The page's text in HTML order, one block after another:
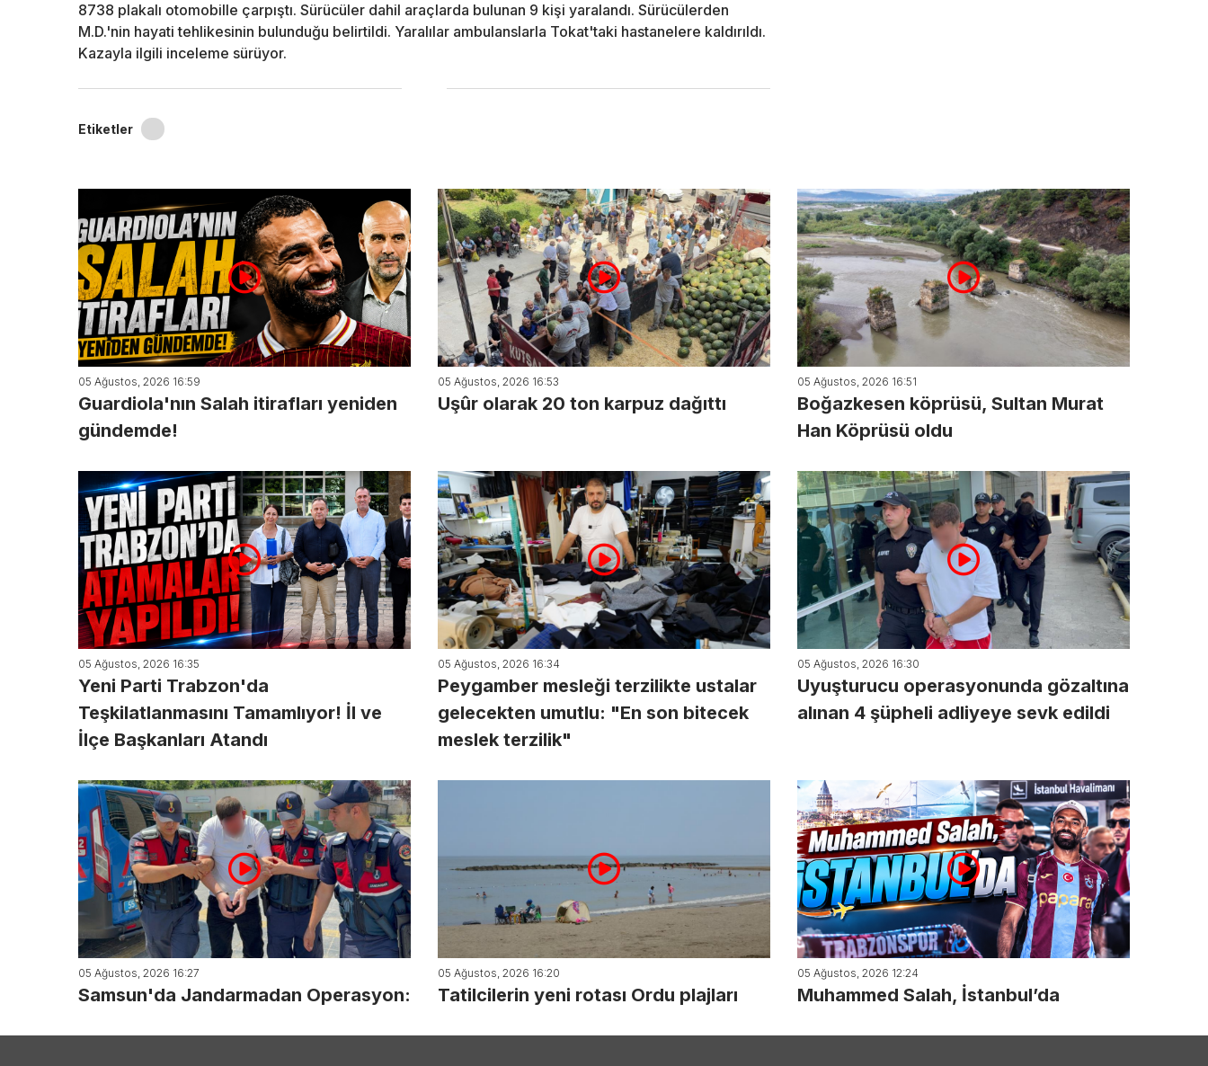
8738 plakalı otomobille çarpıştı. Sürücüler dahil araçlarda bulunan 9 kişi yaralandı. Sürücülerden
M.D.'nin hayati tehlikesinin bulunduğu belirtildi. Yaralılar ambulanslarla Tokat'taki hastanelere kaldırıldı.
Kazayla ilgili inceleme sürüyor.
Etiketler
05 Ağustos, 2026 16:59
Guardiola'nın Salah itirafları yeniden
gündemde!
05 Ağustos, 2026 16:53
Uşûr olarak 20 ton karpuz dağıttı
05 Ağustos, 2026 16:51
Boğazkesen köprüsü, Sultan Murat
Han Köprüsü oldu
05 Ağustos, 2026 16:35
Yeni Parti Trabzon'da
Teşkilatlanmasını Tamamlıyor! İl ve
İlçe Başkanları Atandı
05 Ağustos, 2026 16:34
Peygamber mesleği terzilikte ustalar
gelecekten umutlu: "En son bitecek
meslek terzilik"
05 Ağustos, 2026 16:30
Uyuşturucu operasyonunda gözaltına
alınan 4 şüpheli adliyeye sevk edildi
05 Ağustos, 2026 16:27
Samsun'da Jandarmadan Operasyon:
05 Ağustos, 2026 16:20
Tatilcilerin yeni rotası Ordu plajları
05 Ağustos, 2026 12:24
Muhammed Salah, İstanbul’da